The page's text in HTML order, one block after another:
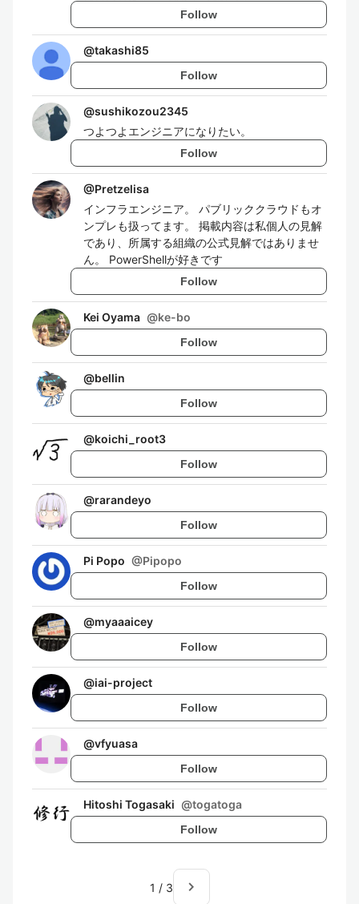
Follow
@takashi85
Follow
@sushikozou2345
つよつよエンジニアになりたい。
Follow
@Pretzelisa
インフラエンジニア。 パブリッククラウドもオ
ンプレも扱ってます。 掲載内容は私個人の見解
であり、所属する組織の公式見解ではありませ
ん。 PowerShellが好きです
Follow
Kei Oyama @ke-bo
Follow
@bellin
Follow
@koichi_root3
Follow
@rarandeyo
Follow
Pi Popo @Pipopo
Follow
@myaaaicey
Follow
@iai-project
Follow
@vfyuasa
Follow
Hitoshi Togasaki @togatoga
Follow
1 / 3 navigate_next